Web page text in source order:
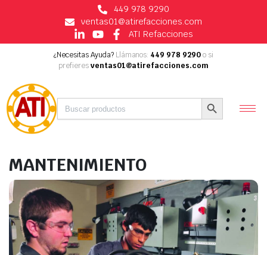
449 978 9290
ventas01@atirefacciones.com
ATI Refacciones
¿Necesitas Ayuda? Llámanos: 449 978 9290o si
prefieres ventas01@atirefacciones.com
Buscar:
Botón de búsqueda
MANTENIMIENTO